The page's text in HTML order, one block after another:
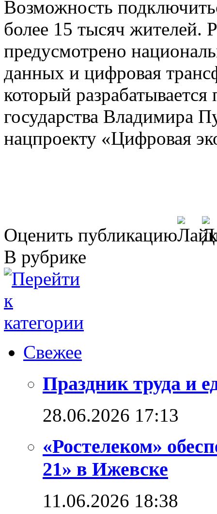
Возможность
более 15 тысяч жителей.
предусмотрено
данных и цифровая
который
государства Владимира
нацпроекту «Цифровая
Оценить публикацию
В рубрике
Свежее
Праздник труда и
28.06.2026 17:13
«Ростелеком»
21» в Ижевске
11.06.2026 18:38